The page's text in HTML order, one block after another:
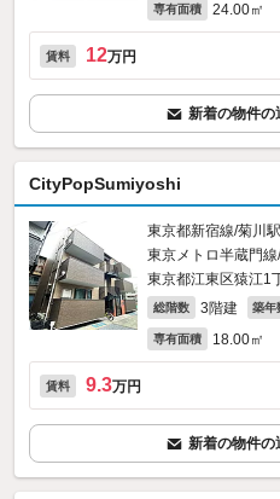
専有面積 24.00㎡
賃料 12万円
新着の物件の
CityPopSumiyoshi
東京都新宿線/菊川
東京メトロ半蔵門
東京都江東区猿江1
総階数 3階建 築年
専有面積 18.00㎡
賃料 9.3万円
新着の物件の